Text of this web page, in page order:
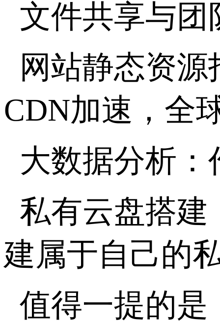
文件共享与
网站静态资
CDN加速，全
大数据分析
私有云盘搭建
建属于自己的
值得一提的是